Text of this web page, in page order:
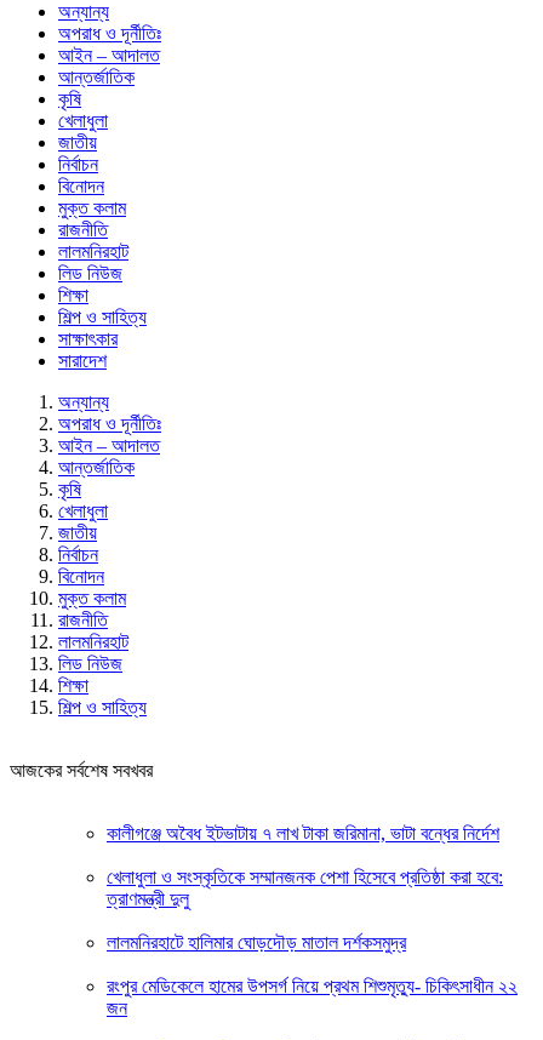
অন্যান্য
অপরাধ ও দূর্নীতিঃ
আইন – আদালত
আন্তর্জাতিক
কৃষি
খেলাধুলা
জাতীয়
নির্বাচন
বিনোদন
মুক্ত কলাম
রাজনীতি
লালমনিরহাট
লিড নিউজ
শিক্ষা
শিল্প ও সাহিত্য
সাক্ষাৎকার
সারাদেশ
অন্যান্য
অপরাধ ও দূর্নীতিঃ
আইন – আদালত
আন্তর্জাতিক
কৃষি
খেলাধুলা
জাতীয়
নির্বাচন
বিনোদন
মুক্ত কলাম
রাজনীতি
লালমনিরহাট
লিড নিউজ
শিক্ষা
শিল্প ও সাহিত্য
আজকের সর্বশেষ সবখবর
কালীগঞ্জে অবৈধ ইটভাটায় ৭ লাখ টাকা জরিমানা, ভাটা বন্ধের নির্দেশ
খেলাধুলা ও সংস্কৃতিকে সম্মানজনক পেশা হিসেবে প্রতিষ্ঠা করা হবে:
ত্রাণমন্ত্রী দুলু
লালমনিরহাটে হালিমার ঘোড়দৌড় মাতাল দর্শকসমুদ্র
রংপুর মেডিকেলে হামের উপসর্গ নিয়ে প্রথম শিশুমৃত্যু- চিকিৎসাধীন ২২
জন